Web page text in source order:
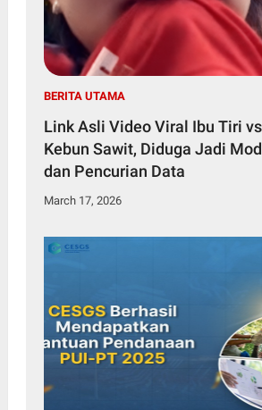
BERITA UTAMA
Link Asli Video Viral Ibu Tiri
Kebun Sawit, Diduga Jadi
dan Pencurian Data
March 17, 2026